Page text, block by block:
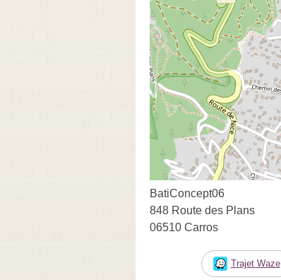
BatiConcept06
848 Route des Plans
06510 Carros
Trajet Waze